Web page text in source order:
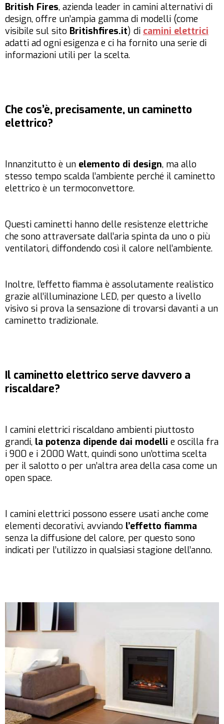
British Fires, azienda leader in camini alternativi di
design, offre un’ampia gamma di modelli (come
visibile sul sito Britishfires.it) di camini elettrici
adatti ad ogni esigenza e ci ha fornito una serie di
informazioni utili per la scelta.
Che cos’è, precisamente, un caminetto
elettrico?
Innanzitutto è un elemento di design, ma allo
stesso tempo scalda l’ambiente perché il caminetto
elettrico è un termoconvettore.
Questi caminetti hanno delle resistenze elettriche
che sono attraversate dall’aria spinta da uno o più
ventilatori, diffondendo così il calore nell’ambiente.
Inoltre, l’effetto fiamma è assolutamente realistico
grazie all’illuminazione LED, per questo a livello
visivo si prova la sensazione di trovarsi davanti a un
caminetto tradizionale.
Il caminetto elettrico serve davvero a
riscaldare?
I camini elettrici riscaldano ambienti piuttosto
grandi, la potenza dipende dai modelli e oscilla fra
i 900 e i 2000 Watt, quindi sono un’ottima scelta
per il salotto o per un’altra area della casa come un
open space.
I camini elettrici possono essere usati anche come
elementi decorativi, avviando l’effetto fiamma
senza la diffusione del calore, per questo sono
indicati per l’utilizzo in qualsiasi stagione dell’anno.